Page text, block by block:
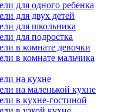
для одного ребенка
для двух детей
для школьника
для подростка
в комнате девочки
в комнате мальчика
на кухне
на маленькой кухне
в кухне-гостиной